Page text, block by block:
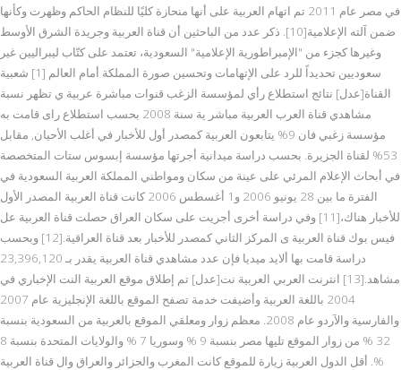
في مصر عام 2011 تم اتهام العربية على أنها منحازة كليًا للنظام الحاكم وظهرت وكأنها
ضمن آلته الإعلامية[10]. ذكر عدد من الباحثين أن قناة العربية وجريدة الشرق الأوسط
وغيرها كجزء من "الإمبراطورية الإعلامية" السعودية، تعتمد على كتّاب ليبراليين غير
سعوديين تحديداً للرد على الإتهامات وتحسين صورة المملكة أمام العالم [1] شعبية
القناة[عدل] نتائج استطلاع رأي لمؤسسة الزغب قنوات مباشرة عربية ي تظهر نسبة
مشاهدي قناة العرب العربية مباشر ية سنة 2008 بحسب استطلاع راى قامت به
مؤسسة زغبي فان 9% يتابعون العربية كمصدر أول للأخبار في أغلب الأحيان, مقابل
53% لقناة الجزيرة. بحسب دراسة ميدانية أجرتها مؤسسة إبسوس ستات المتخصصة
في أبحاث الإعلام المرئي على عينة من سكان ومواطني المملكة العربية السعودية في
الفترة ما بين 28 يونيو 2006 و1 أغسطس 2006 كانت قناة العربية المصدر الأول
للأخبار هناك،[11] وفي دراسة أخرى أجريت على سكان العراق حصلت قناة العربية عل
فيس بوك قناة العربية ى المركز الثاني كمصدر للأخبار بعد قناة العراقية.[12] وبحسب
دراسة قامت بها ألايد ميديا فإن عدد مشاهدي قناة العربية يقدر بـ 23,396,120
مشاهد.[13] انترنت العربي العربية نت[عدل] تم إطلاق موقع العربية النت الإخباري في
2004 باللغة العربية وأضيفت خدمة تصفح الموقع باللغة الإنجليزية عام 2007
والفارسية والآردو عام 2008. معظم زوار ومعلقي الموقع بالعربية من السعودية بنسبة
32 % من زوار الموقع تليها مصر بنسبة 9 % وسوريا 7 % والولايات المتحدة بنسبة 8
%. أقل الدول العربية زيارة للموقع كانت المغرب والجزائر والعراق وال قناة العربية